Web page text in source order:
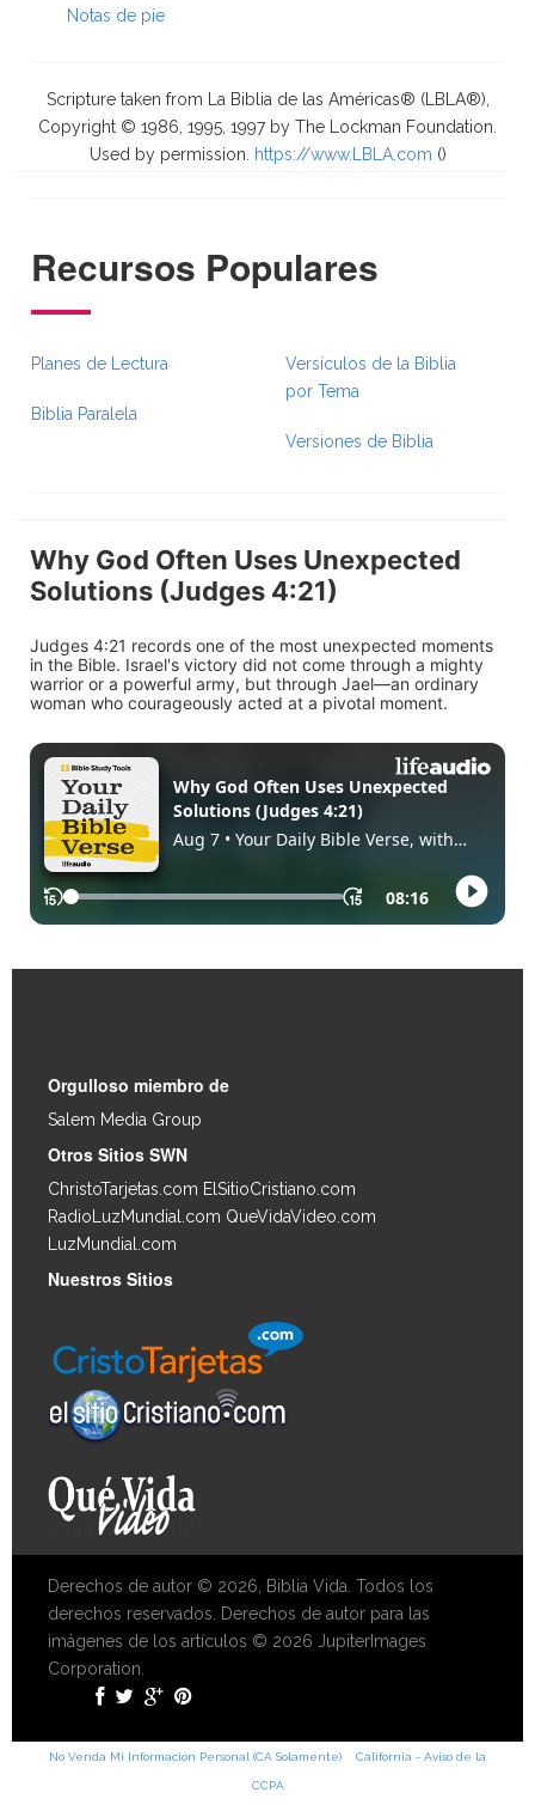
Notas de pie
Scripture taken from La Biblia de las Américas® (LBLA®),
Copyright © 1986, 1995, 1997 by The Lockman Foundation.
Used by permission.
https://www.LBLA.com ()
Recursos Populares
Planes de Lectura
Biblia Paralela
Versículos de la Biblia
por Tema
Versiones de Biblia
Why God Often Uses Unexpected
Solutions (Judges 4:21)
Judges 4:21 records one of the most unexpected moments
in the Bible. Israel's victory did not come through a mighty
warrior or a powerful army, but through Jael—an ordinary
woman who courageously acted at a pivotal moment.
Orgulloso miembro de
Salem Media Group
Otros Sitios SWN
ChristoTarjetas.com ElSitioCristiano.com
RadioLuzMundial.com QueVidaVideo.com
LuzMundial.com
Nuestros Sitios
Derechos de autor © 2026, Biblia Vida. Todos los
derechos reservados. Derechos de autor para las
imágenes de los artículos © 2026 JupiterImages
Corporation.
No Venda Mi Información Personal (CA Solamente) California - Aviso de la
CCPA